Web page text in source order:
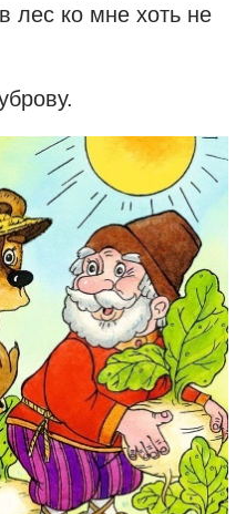
лес ко мне хоть не